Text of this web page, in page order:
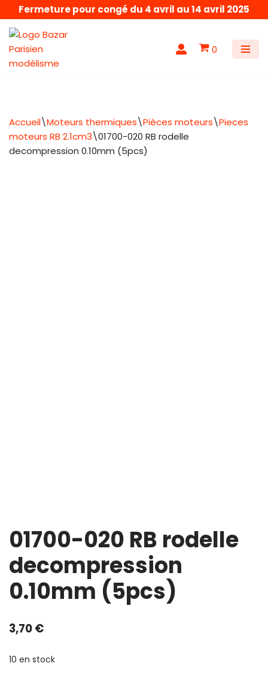
Aller
au
contenu
Fermeture pour congé du 4 avril au 14 avril 2025
0
Accueil\Moteurs thermiques\Pièces moteurs\Pieces
moteurs RB 2.1cm3\01700-020 RB rodelle
decompression 0.10mm (5pcs)
01700-020 RB rodelle
decompression
0.10mm (5pcs)
3,70€
10 en stock